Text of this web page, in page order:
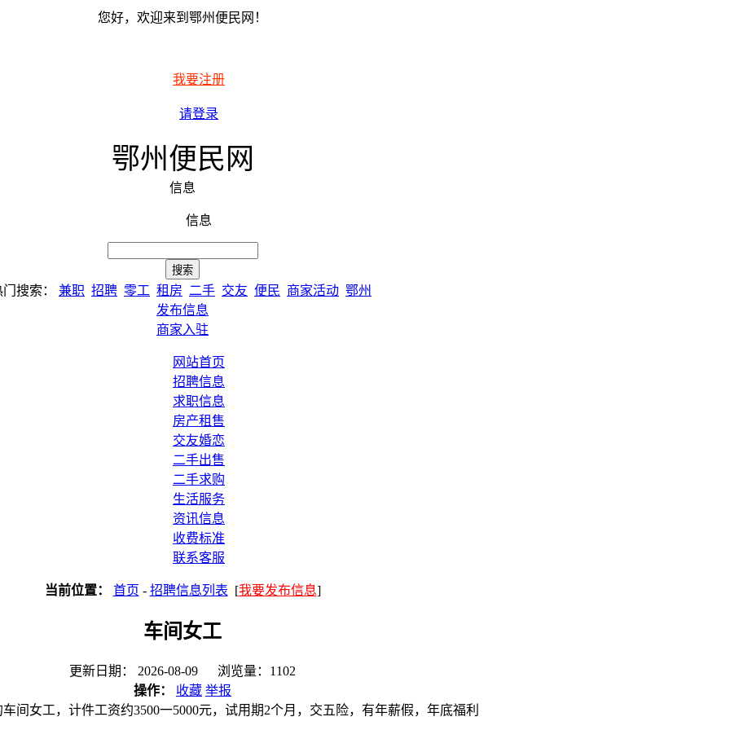
您好，欢迎来到鄂州便民网！
我要注册
请登录
鄂州便民网
信息
信息
门搜索： 兼职 招聘 零工 租房 二手 交友 便民 商家活动 鄂州
发布信息
商家入驻
网站首页
招聘信息
求职信息
房产租售
交友婚恋
二手出售
二手求购
生活服务
资讯信息
收费标准
联系客服
当前位置： 首页 - 招聘信息列表 [我要发布信息]
车间女工
更新日期： 2026-08-09 浏览量：1102
操作：
收藏 举报
间女工，计件工资约3500一5000元，试用期2个月，交五险，有年薪假，年底福利